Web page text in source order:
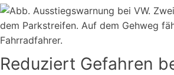
Reduziert Gefahren